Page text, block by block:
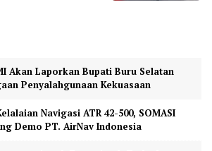
Akan Laporkan Bupati Buru Selatan
Penyalahgunaan Kekuasaan
Navigasi ATR 42-500, SOMASI
Demo PT. AirNav Indonesia